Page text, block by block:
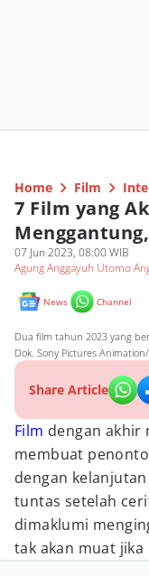
Home Film
7 Film yang
07 Jun 2023, 08:00 WIB
Agung Anggayuh Utomo
News Channel
Dua film tahun 2023 yang
Dok. Sony Pictures
Share Article
Film dengan akhir
membuat
dengan
tuntas setelah
dimaklumi
tak akan muat jika